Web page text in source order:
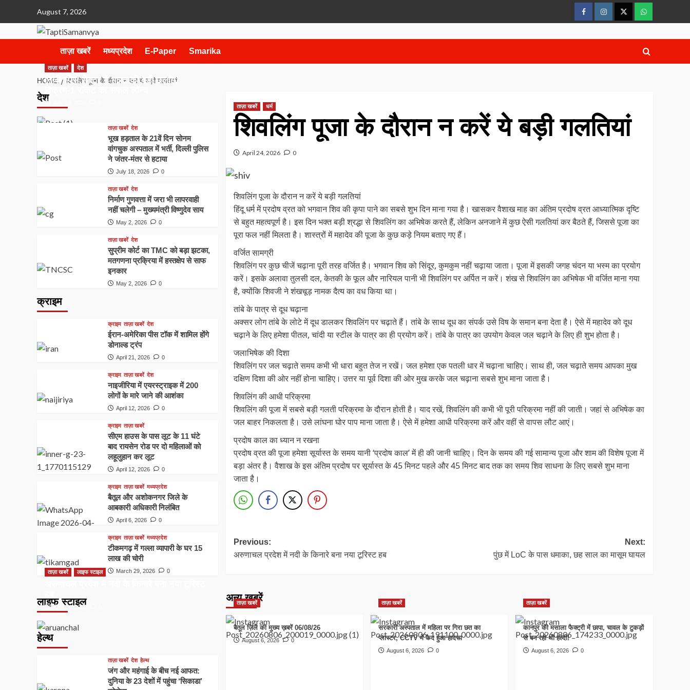
August 7, 2026
FaceBookInstagramTwitterwhatsaap
ताज़ा खबरें मध्यप्रदेश E-Paper Smarika
HOME शिवलिंग पूजा के दौरान न करें ये बड़ी गलतियां
ताज़ा खबरें धर्म
शिवलिंग पूजा के दौरान न करें ये बड़ी गलतियां
April 24, 2026 0
शिवलिंग पूजा के दौरान न करें ये बड़ी गलतियां
हिंदू धर्म में प्रदोष व्रत को भगवान शिव की कृपा पाने का सबसे शुभ दिन माना गया है। खासकर वैशाख माह का अंतिम प्रदोष व्रत आध्यात्मिक दृष्टि
से बहुत महत्वपूर्ण है। इस दिन भक्त बड़ी श्रद्धा से शिवलिंग का अभिषेक करते हैं, लेकिन अनजाने में कुछ ऐसी गलतियां कर बैठते हैं, जिससे पूजा का
पूरा फल नहीं मिलता है। शास्त्रों में महादेव की पूजा के कुछ कड़े नियम बताए गए हैं।
वर्जित सामग्री
शिवलिंग पर कुछ चीजें चढ़ाना पूरी तरह वर्जित है। भगवान शिव को सिंदूर, कुमकुम नहीं चढ़ाया जाता। पूजा में इसकी जगह चंदन या भस्म का प्रयोग
करें। इसके अलावा तुलसी दल, केतकी के फूल और नारियल पानी भी शिवलिंग पर अर्पित न करें। शंख से शिवलिंग का अभिषेक भी वर्जित माना गया
है, क्योंकि शिवजी ने शंखचूड़ नामक दैत्य का वध किया था।
तांबे के पात्र से दूध चढ़ाना
अक्सर लोग तांबे के लोटे में दूध डालकर शिवलिंग पर चढ़ाते हैं। तांबे के साथ दूध का संपर्क उसे विष के समान बना देता है। ऐसे में महादेव को दूध
चढ़ाने के लिए हमेशा पीतल, चांदी या स्टील के पात्र का ही प्रयोग करें। तांबे के पात्र का उपयोग केवल जल चढ़ाने के लिए ही शुभ होता है।
जलाभिषेक की दिशा
शिवलिंग पर जल चढ़ाते समय कभी भी धारा बहुत तेज न रखें। जल हमेशा एक पतली धार में चढ़ाना चाहिए। साथ ही, जल चढ़ाते समय आपका मुख
दक्षिण दिशा की ओर नहीं होना चाहिए। उत्तर या पूर्व दिशा की ओर मुख करके जल चढ़ाना सबसे शुभ माना जाता है।
शिवलिंग की आधी परिक्रमा
शिवलिंग की पूजा में सबसे बड़ी गलती परिक्रमा के दौरान होती है। याद रखें, शिवलिंग की कभी भी पूरी परिक्रमा नहीं की जाती। जहां से अभिषेक का
जल बाहर निकलता है। उसे लांघना घोर पाप माना जाता है। ऐसे में हमेशा आधी परिक्रमा करें और वहीं से वापस लौट आएं।
प्रदोष काल का ध्यान न रखना
प्रदोष व्रत की पूजा हमेशा सूर्यास्त के समय यानी ‘प्रदोष काल’ में ही की जानी चाहिए। दिन के समय की गई सामान्य पूजा और शाम की विशेष पूजा में
बड़ा अंतर है। वैशाख के इस अंतिम प्रदोष पर सूर्यास्त के 45 मिनट पहले और 45 मिनट बाद तक का समय शिव साधना के लिए सबसे शुभ माना
जाता है।
Post
navigation
Previous:
अरुणाचल प्रदेश में नदी के किनारे बना नया टूरिस्ट हब
Next:
पुंछ में LoC के पास धमाका, छह साल का मासूम घायल
अन्य खबरें
ताज़ा खबरें
बैतूल ज़िले की मुख्य ख़बरें 06/08/26
August 6, 2026 0
ताज़ा खबरें
सरकारी अस्पताल में महिला पर गिरा छत का
प्लास्टर, CCTV में कैद हुआ हादसा
August 6, 2026 0
ताज़ा खबरें
कानपुर की मसाला फैक्ट्री में छापा, चावल के टुकड़ों
से बन रही थी हल्दी!
August 6, 2026 0
देश
ताज़ा खबरें देश
निजी स्पेस सेक्टर में भारत की बड़ी छलांग,
ताज़ा खबरें देश
भूख हड़ताल के 21वें दिन सोनम
वांगचुक अस्पताल में भर्ती, दिल्ली पुलिस
ने जंतर-मंतर से हटाया
July 18, 2026 0
ताज़ा खबरें देश
निर्माण गुणवत्ता में जरा भी लापरवाही
नहीं चलेगी – मुख्यमंत्री विष्णुदेव साय
May 2, 2026 0
ताज़ा खबरें देश
सुप्रीम कोर्ट का TMC को बड़ा झटका,
मतगणना प्रक्रिया में हस्तक्षेप से साफ
इनकार
May 2, 2026 0
क्राइम
क्राइम ताज़ा खबरें देश
ईरान-अमेरिका पीस टॉक में शामिल होंगे
डोनाल्ड ट्रंप
April 21, 2026 0
क्राइम ताज़ा खबरें देश
नाइजीरिया में एयरस्ट्राइक में 200
लोगों के मारे जाने की आशंका
April 12, 2026 0
क्राइम ताज़ा खबरें
सीएम हाउस के पास लूट के 11 घंटे
बाद रायसेन रोड पर दो महिलाओं को
लहूलुहान कर लूट
April 12, 2026 0
क्राइम ताज़ा खबरें मध्यप्रदेश
बैतूल और अशोकनगर जिले के
आबकारी अधिकारी निलंबित
April 6, 2026 0
क्राइम ताज़ा खबरें मध्यप्रदेश
टीकमगढ़ में गल्ला व्यापारी के घर 15
लाख की चोरी
March 29, 2026 0
लाइफ स्टाइल
ताज़ा खबरें लाइफ स्टाइल
April 24, 2026
हेल्थ
ताज़ा खबरें देश हेल्थ
जंग और महंगाई के बीच नई आफत:
दुनिया के 23 देशों में पहुंचा ‘सिकाडा’